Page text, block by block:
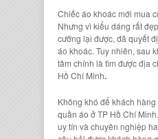
Chiếc áo khoác mới mua
Nhưng vì kiểu dáng rất
cưỡng lại được, đã quyết
áo khoác. Tuy nhiên, sau
tâm chính là tìm được địa
Hồ Chí Minh.
Không khó để khách
quần áo ở TP Hồ Chí
uy tín và chuyên nghiệp